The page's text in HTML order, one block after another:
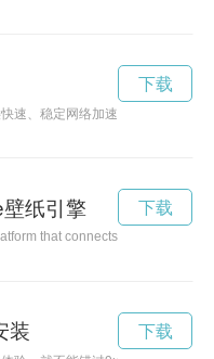
速、稳定网络加速服务的平台，
下载
纸引擎
that connects artists and
下载
装 下载